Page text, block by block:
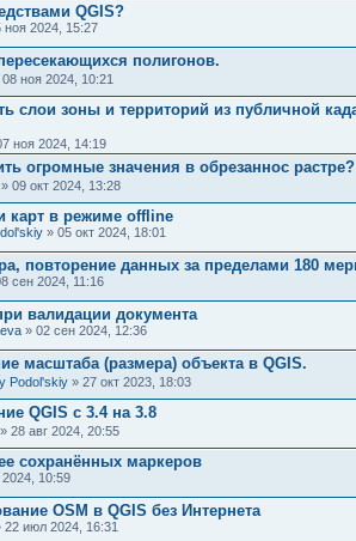
QGIS?
ноя 2024, 15:27
полигонов.
08 ноя 2024, 10:21
слои зоны и территорий из публичной
ноя 2024, 14:19
огромные значения в обрезаннос растре?
» 09 окт 2024, 13:28
карт в режиме offline
» 05 окт 2024, 18:01
повторение данных за пределами 180
сен 2024, 11:16
валидации документа
» 02 сен 2024, 12:36
масштаба (размера) объекта в QGIS.
Podol'skiy » 27 окт 2023, 18:03
QGIS c 3.4 на 3.8
» 28 авг 2024, 20:55
сохранённых маркеров
10:59
OSM в QGIS без Интернета
22 июл 2024, 16:31